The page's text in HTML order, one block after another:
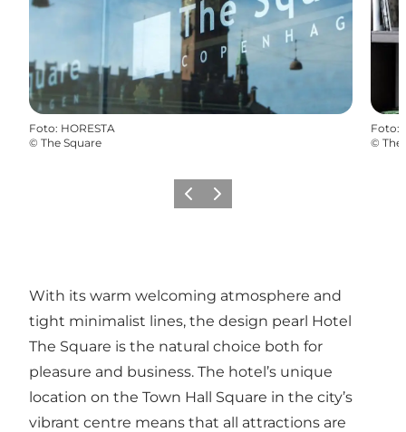
Foto: HORESTA
© The Square
Foto:
© The
Precedente
Avanti
With its warm welcoming atmosphere and
tight minimalist lines, the design pearl Hotel
The Square is the natural choice both for
pleasure and business. The hotel’s unique
location on the Town Hall Square in the city’s
vibrant centre means that all attractions are